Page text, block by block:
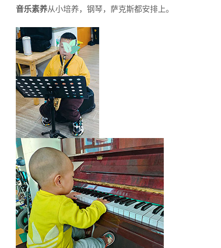
音乐素养从小培养，钢琴，萨克斯都安排上。